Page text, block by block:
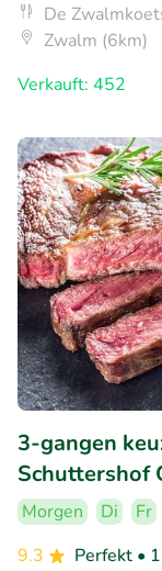
De
Zwalm (6km)
Verkauft: 452
3-gangen
Schuttershof
Morgen Di Fr
9.3
Perfekt •